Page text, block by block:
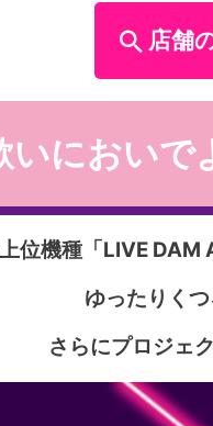
店舗
いにおいで
位機種「LIVE DAM
ゆったりく
さらにプロジェ